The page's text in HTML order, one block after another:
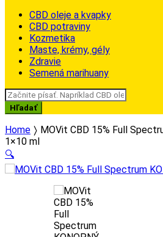
CBD oleje a kvapky
CBD potraviny
Kozmetika
Maste, krémy, gély
Zdravie
Semená marihuany
Search
for:
Hľadať
Home
MOVit CBD 15% Full
1×10 ml
🔍